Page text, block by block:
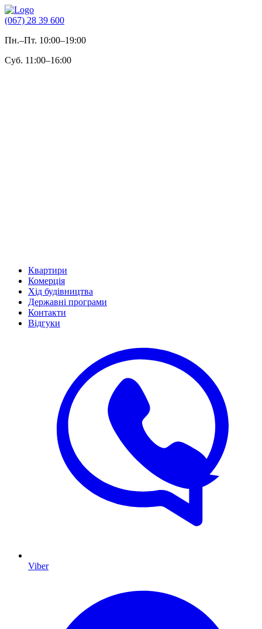
(067) 28 39 600
Пн.–Пт. 10:00–19:00
Суб. 11:00–16:00
Квартири
Комерція
Хід будівництва
Державні програми
Контакти
Відгуки
Viber